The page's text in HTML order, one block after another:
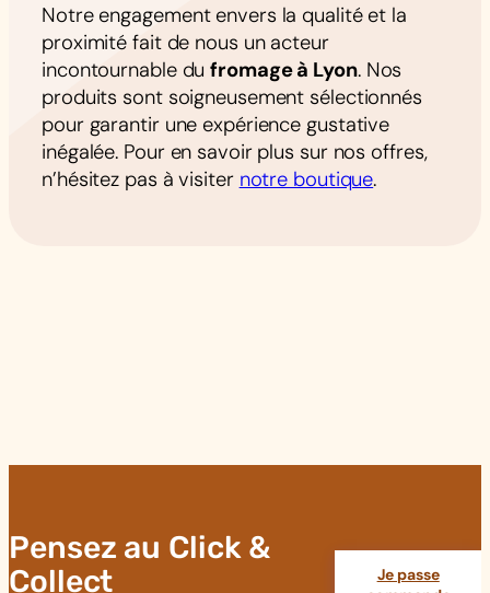
Notre engagement envers la qualité et la
proximité fait de nous un acteur
incontournable dufromage à Lyon. Nos
produits sont soigneusement sélectionnés
pour garantir une expérience gustative
inégalée. Pour en savoir plus sur nos offres,
n’hésitez pas à visiter notre boutique.
Pensez au Click &
Collect
Je passe